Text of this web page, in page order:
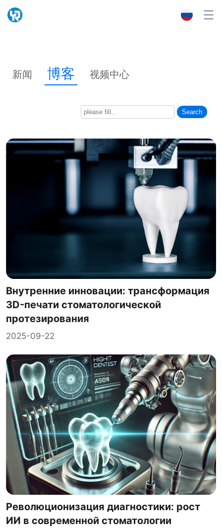
新闻 博客 视频中心
Search
Внутренние инновации: трансформация
3D-печати стоматологической
протезирования
2025-09-22
Революционизация диагностики: рост
ИИ в современной стоматологии